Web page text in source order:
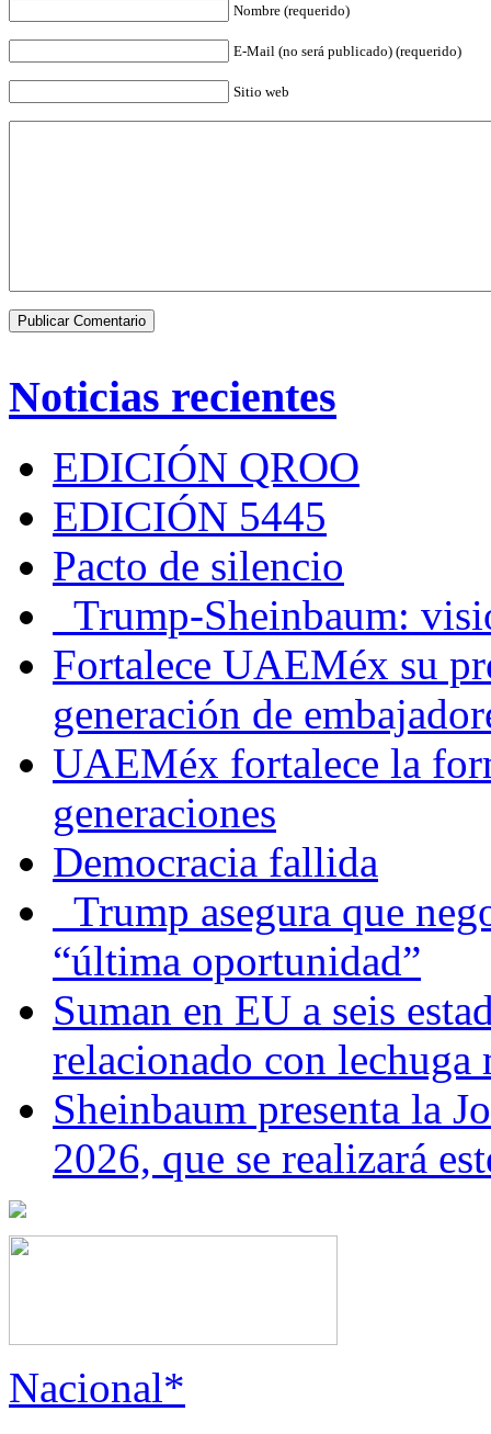
Nombre (requerido)
E-Mail (no será publicado) (requerido)
Sitio web
Noticias recientes
EDICIÓN QROO
EDICIÓN 5445
Pacto de silencio
Trump-Sheinbaum:
Fortalece UAEMéx su
generación de
UAEMéx fortalece la
generaciones
Democracia fallida
Trump asegura que
“última oportunidad”
Suman en EU a seis
relacionado con lechuga
Sheinbaum presenta la
2026, que se realizará
Nacional*